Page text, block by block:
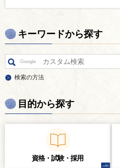
キーワードから探す
検索の方法
目的から探す
資格・試験・ 採用